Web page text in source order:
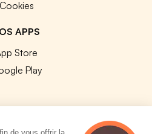
Cookies
APPS
Store
Play
de vous offrir la